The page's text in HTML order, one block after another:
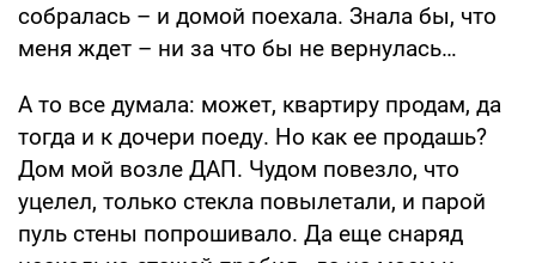
собралась – и домой поехала. Знала бы, что
меня ждет – ни за что бы не вернулась…
А то все думала: может, квартиру продам, да
тогда и к дочери поеду. Но как ее продашь?
Дом мой возле ДАП. Чудом повезло, что
уцелел, только стекла повылетали, и парой
пуль стены попрошивало. Да еще снаряд